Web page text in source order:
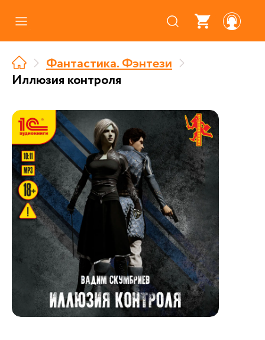
Где купить
О нас
Партнерам
Фантастика. Фэнтези
Иллюзия контроля